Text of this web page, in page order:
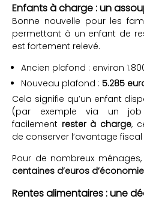
Enfants à charge : un
Bonne nouvelle pour les
permettant à un enfant de
est fortement relevé.
Ancien plafond : environ
Nouveau plafond : 5.285
Cela signifie qu’un enfant
(par exemple via un
facilement rester à charge,
de conserver l’avantage
Pour de nombreux
centaines d’euros
Rentes alimentaires : une